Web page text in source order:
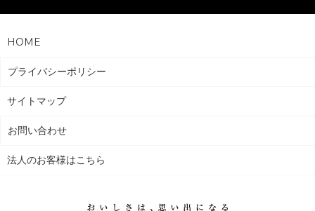
HOME
プライバシーポリシー
サイトマップ
お問い合わせ
法人のお客様はこちら